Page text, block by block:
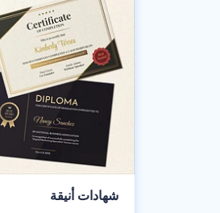
شهادات أنيقة